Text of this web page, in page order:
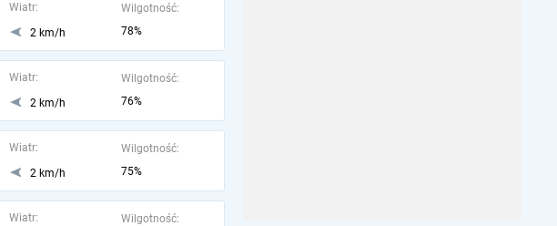
Wiatr:
2 km/h
Wilgotność:
78%
Wiatr:
2 km/h
Wilgotność:
76%
Wiatr:
2 km/h
Wilgotność:
75%
Wiatr:
Wilgotność: